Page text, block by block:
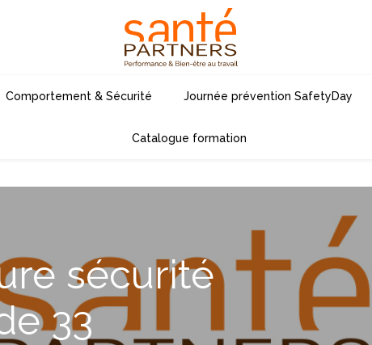
Comportement & Sécurité Journée prévention SafetyDay
Catalogue formation
sécurité
33